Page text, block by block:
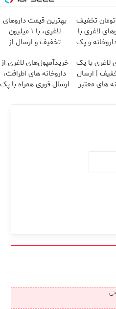
تومان تخفیف
لاغری با
و پک
بهترین قیمت داروهای
لاغری، با ۱ میلیون
تخفیف و ارسال از
لاغری با یک
| ارسال
های معتبر
خریدآمپول‌های لاغری از
داروخانه های اطرافت،
ارسال فوری همراه با پک